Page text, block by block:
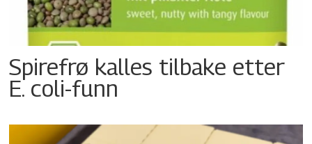
Spirefrø kalles tilbake etter
E. coli-funn